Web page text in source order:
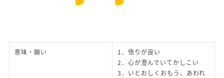
意味・願い
1．悟りが良い
2．心が澄んでいてかしこい
3．いとおしくおもう、あわれ